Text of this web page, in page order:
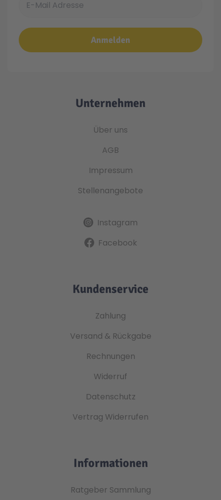
Anmelden
Unternehmen
Über uns
AGB
Impressum
Stellenangebote
Instagram
Facebook
Kundenservice
Zahlung
Versand & Rückgabe
Rechnungen
Widerruf
Datenschutz
Vertrag Widerrufen
Informationen
Ratgeber Sammlung